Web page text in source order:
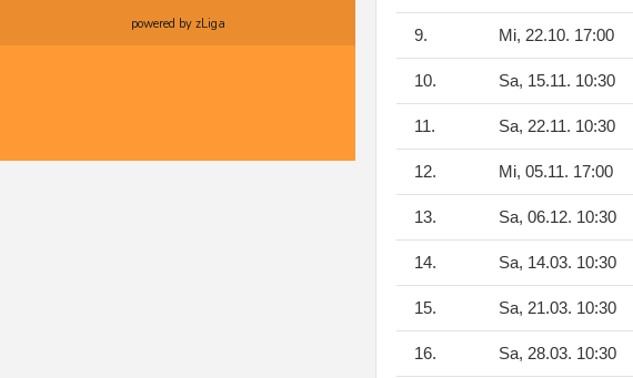
powered by zLiga
9. Mi, 22.10. 17:00
10. Sa, 15.11. 10:30
11. Sa, 22.11. 10:30
12. Mi, 05.11. 17:00
13. Sa, 06.12. 10:30
14. Sa, 14.03. 10:30
15. Sa, 21.03. 10:30
16. Sa, 28.03. 10:30